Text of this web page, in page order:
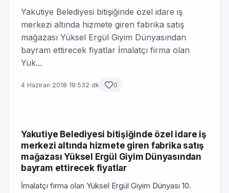
Yakutiye Belediyesi bitişiğinde özel idare iş
merkezi altında hizmete giren fabrika satış
mağazası Yüksel Ergül Giyim Dünyasından
bayram ettirecek fiyatlar İmalatçı firma olan
Yük...
4 Haziran 2018 19:532 dk 0
Yakutiye Belediyesi bitişiğinde özel idare iş
merkezi altında hizmete giren fabrika satış
mağazası Yüksel Ergül Giyim Dünyasından
bayram ettirecek fiyatlar
İmalatçı firma olan Yüksel Ergül Giyim Dünyası 10.